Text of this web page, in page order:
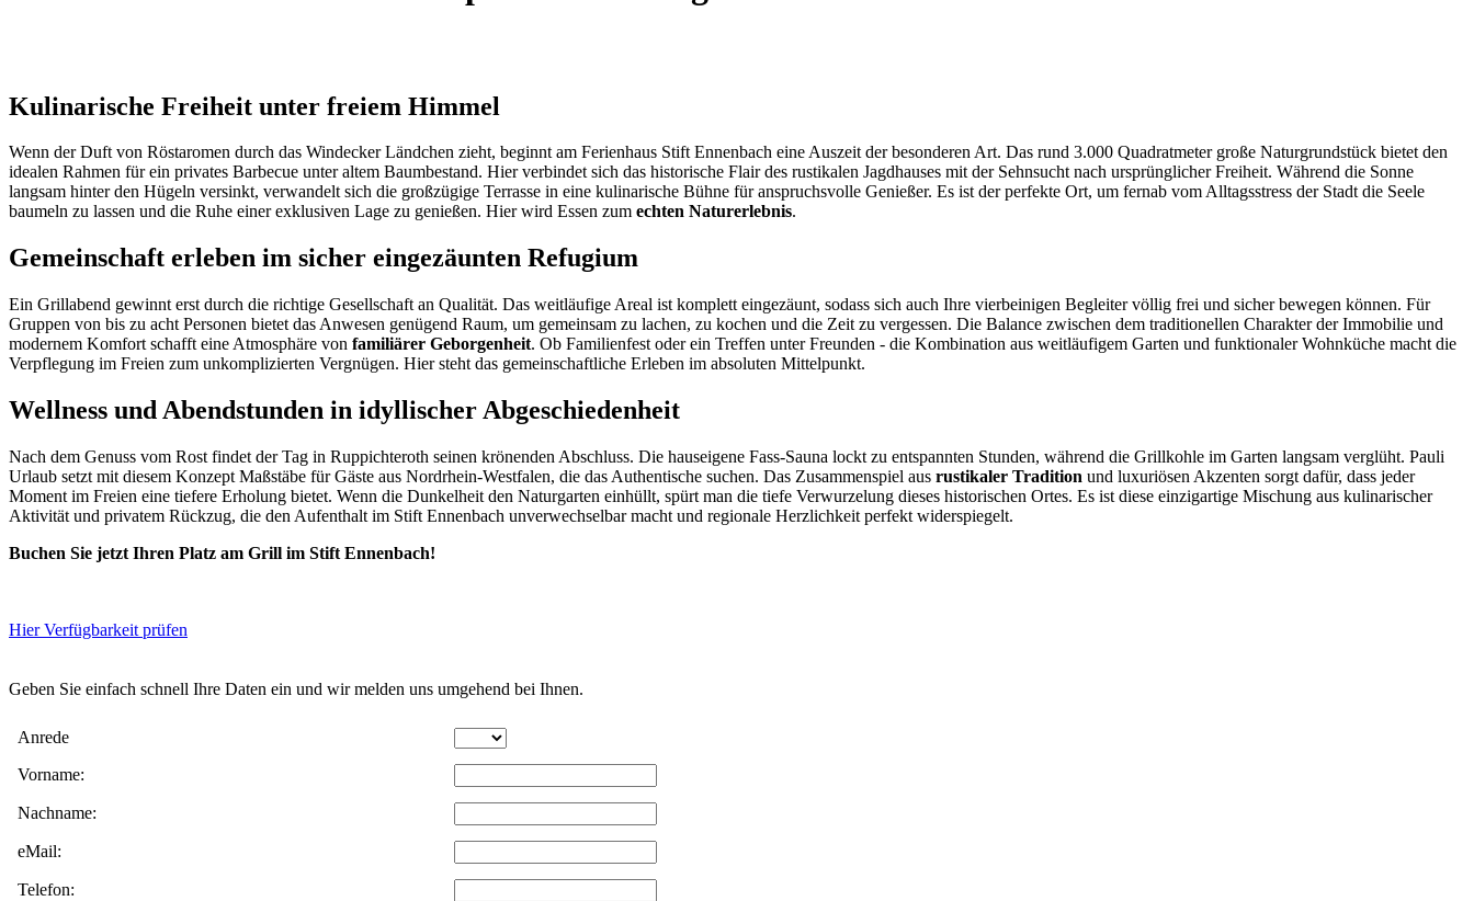
Kulinarische Freiheit unter freiem Himmel
Wenn der Duft von Röstaromen durch das Windecker Ländchen zieht, beginnt am Ferienhaus Stift Ennenbach eine Auszeit der besonderen Art. Das rund 3.000 Quadratmeter große Naturgrundstück bietet den
idealen Rahmen für ein privates Barbecue unter altem Baumbestand. Hier verbindet sich das historische Flair des rustikalen Jagdhauses mit der Sehnsucht nach ursprünglicher Freiheit. Während die Sonne
langsam hinter den Hügeln versinkt, verwandelt sich die großzügige Terrasse in eine kulinarische Bühne für anspruchsvolle Genießer. Es ist der perfekte Ort, um fernab vom Alltagsstress der Stadt die Seele
baumeln zu lassen und die Ruhe einer exklusiven Lage zu genießen. Hier wird Essen zum echten Naturerlebnis.
Gemeinschaft erleben im sicher eingezäunten Refugium
Ein Grillabend gewinnt erst durch die richtige Gesellschaft an Qualität. Das weitläufige Areal ist komplett eingezäunt, sodass sich auch Ihre vierbeinigen Begleiter völlig frei und sicher bewegen können. Für
Gruppen von bis zu acht Personen bietet das Anwesen genügend Raum, um gemeinsam zu lachen, zu kochen und die Zeit zu vergessen. Die Balance zwischen dem traditionellen Charakter der Immobilie und
modernem Komfort schafft eine Atmosphäre von familiärer Geborgenheit. Ob Familienfest oder ein Treffen unter Freunden - die Kombination aus weitläufigem Garten und funktionaler Wohnküche macht die
Verpflegung im Freien zum unkomplizierten Vergnügen. Hier steht das gemeinschaftliche Erleben im absoluten Mittelpunkt.
Wellness und Abendstunden in idyllischer Abgeschiedenheit
Nach dem Genuss vom Rost findet der Tag in Ruppichteroth seinen krönenden Abschluss. Die hauseigene Fass-Sauna lockt zu entspannten Stunden, während die Grillkohle im Garten langsam verglüht. Pauli
Urlaub setzt mit diesem Konzept Maßstäbe für Gäste aus Nordrhein-Westfalen, die das Authentische suchen. Das Zusammenspiel aus rustikaler Tradition und luxuriösen Akzenten sorgt dafür, dass jeder
Moment im Freien eine tiefere Erholung bietet. Wenn die Dunkelheit den Naturgarten einhüllt, spürt man die tiefe Verwurzelung dieses historischen Ortes. Es ist diese einzigartige Mischung aus kulinarischer
Aktivität und privatem Rückzug, die den Aufenthalt im Stift Ennenbach unverwechselbar macht und regionale Herzlichkeit perfekt widerspiegelt.
Buchen Sie jetzt Ihren Platz am Grill im Stift Ennenbach!
Hier Verfügbarkeit prüfen
Geben Sie einfach schnell Ihre Daten ein und wir melden uns umgehend bei Ihnen.
Anrede
Vorname:
Nachname:
eMail:
Telefon:
Daten werden gesendet. Bitte warten.